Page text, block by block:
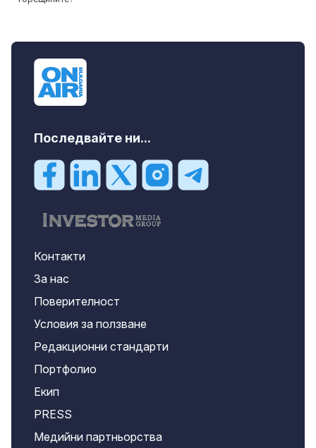
Последвайте ни...
Контакти
За нас
Поверителност
Условия за ползване
Редакционни стандарти
Портфолио
Екип
PRESS
Медийни партньорства